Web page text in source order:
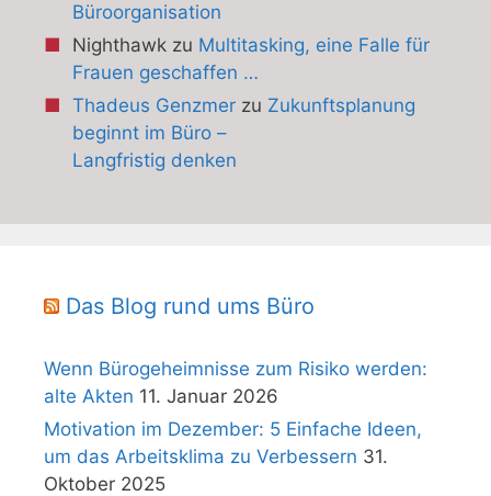
Büroorganisation
Nighthawkzu Multitasking, eine Falle für
Frauen geschaffen …
Thadeus Genzmerzu Zukunftsplanung
beginnt im Büro –
Langfristig denken
Das Blog rund ums Büro
Wenn Bürogeheimnisse zum Risiko werden:
alte Akten 11. Januar 2026
Motivation im Dezember: 5 Einfache Ideen,
um das Arbeitsklima zu Verbessern 31.
Oktober 2025